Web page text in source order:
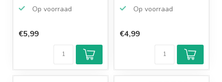
Op voorraad
€5,99
Op voorraad
€4,99